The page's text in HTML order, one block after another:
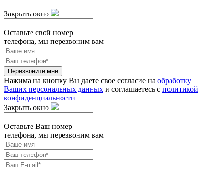
Закрыть окно
Оставьте свой номер
телефона, мы перезвоним вам
Перезвоните мне
Нажима на кнопку Вы даете свое согласие на обработку
Ваших персональных данных и соглашаетесь с политикой
конфиденциальности
Закрыть окно
Оставьте Ваш номер
телефона, мы перезвоним вам